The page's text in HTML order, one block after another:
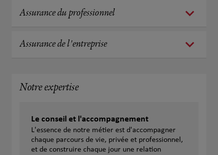
Assurance du professionnel
Assurance de l'entreprise
Notre expertise
Le conseil et l'accompagnement
L'essence de notre métier est d'accompagner
chaque parcours de vie, privée et professionnel,
et de construire chaque jour une relation